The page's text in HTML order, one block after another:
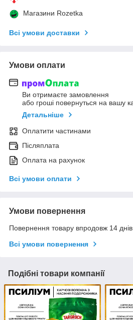
Магазини Rozetka
Всі умови доставки
Умови оплати
Ви отримаєте замовлення
або гроші повернуться на вашу
Детальніше
Оплатити частинами
Післяплата
Оплата на рахунок
Всі умови оплати
Умови повернення
Повернення товару впродовж 14
Всі умови повернення
Подібні товари компанії